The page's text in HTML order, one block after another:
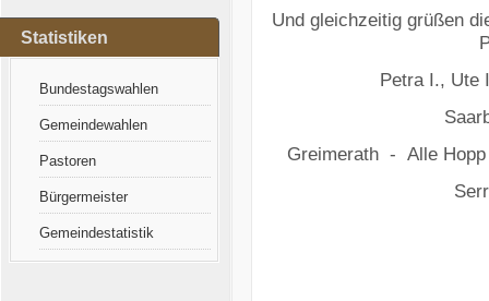
Statistiken
Bundestagswahlen
Gemeindewahlen
Pastoren
Bürgermeister
Gemeindestatistik
Und gleichzeitig grüßen
Petra I., Ute
Greimerath - Alle